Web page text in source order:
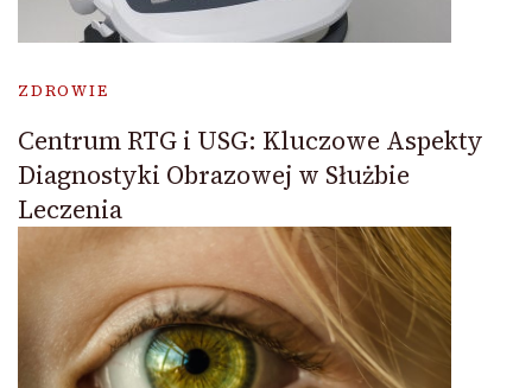
ZDROWIE
Centrum RTG i USG: Kluczowe Aspekty
Diagnostyki Obrazowej w Służbie
Leczenia